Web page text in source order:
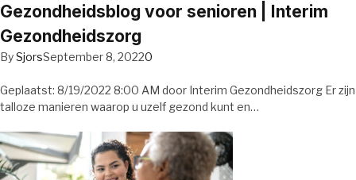
Gezondheidsblog voor senioren | Interim
Gezondheidszorg
BySjorsSeptember 8, 20220
Geplaatst: 8/19/2022 8:00 AM door Interim Gezondheidszorg Er zijn
talloze manieren waarop u uzelf gezond kunt en…